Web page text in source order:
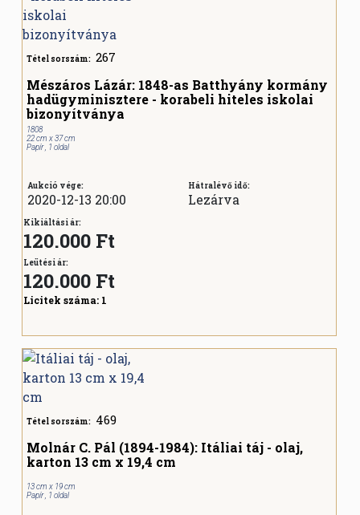
Tétel sorszám: 267
Mészáros Lázár: 1848-as Batthyány kormány
hadügyminisztere - korabeli hiteles iskolai
bizonyítványa
1808
22 cm x 37 cm
Papír , 1 oldal
Aukció vége:
2020-12-13 20:00
Hátralévő idő:
Lezárva
Kikiáltási ár:
120.000 Ft
Leütési ár:
120.000 Ft
Licitek száma: 1
Tétel sorszám: 469
Molnár C. Pál (1894-1984): Itáliai táj - olaj,
karton 13 cm x 19,4 cm
13 cm x 19 cm
Papír , 1 oldal